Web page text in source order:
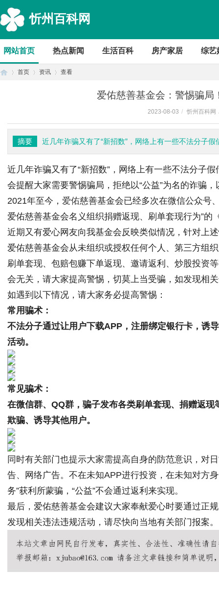
忻州百科网
网站首页 热点新闻 生活百科 房产家居 综艺
首页 资讯 查看
爱佑慈善基金会：警惕骗局
2023-08-03 / 忻州百科网
摘要 近几年诈骗又有了“新招数”，网络上有一些不法分子
近几年诈骗又有了“新招数”，网络上有一些不法分子
会提醒大家需要警惕骗局，拒绝以“公益”为名的诈骗
2021年至今， 爱佑慈善基金会已经多次在微信公众号
爱佑慈善基金会名义组织捐赠返现、刷单套现行为”
近期又有爱心网友向我基金会反映类似情况，针对上
爱佑慈善基金会从未组织或授权任何个人、第三方组
刷单套现、包赔包赚下单返现、邀请返利、炒股投资
会无关，请大家提高警惕，切莫上当受骗，如发现相
如遇到以下情况，请大家务必提高警惕：
常用骗术：
不法分子通过让用户下载APP，注册绑定银行卡，诱
活动。
常见骗术：
在微信群、QQ群，骗子发布各类刷单套现、捐赠返
欺骗、诱导其他用户。
同时有关部门也提示大家需提高自身的防范意识，对
告、网络广告。不在未知APP进行投资，在未知对方
务”获利所蒙骗，“公益”不会通过返利来实现。
最后，爱佑慈善基金会建议大家奉献爱心时要通过正
发现相关违法违规活动，请尽快向当地有关部门报案。